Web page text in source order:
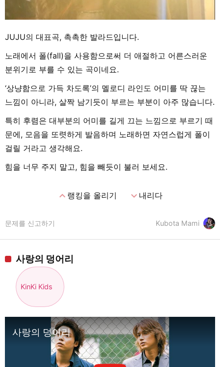
JUJU의 대표곡, 촉촉한 발라드입니다.
노래에서 폴(fall)을 사용함으로써 더 애절하고 어른스러운
분위기로 부를 수 있는 곡이네요.
‘상냥함으로 가득 차도록’의 멜로디 라인도 어미를 딱 끊는
느낌이 아니라, 살짝 남기듯이 부르는 부분이 아주 많습니다.
특히 후렴은 대부분의 어미를 길게 끄는 느낌으로 부르기 때
문에, 모음을 또렷하게 발음하며 노래하면 자연스럽게 폴이
걸릴 거라고 생각해요.
힘을 너무 주지 말고, 힘을 빼듯이 불러 보세요.
expand_less랭킹을 올리기 expand_more내리다
Kubota Mami
문제를 신고하기
사랑의 덩어리
KinKi Kids
사랑의 덩어리